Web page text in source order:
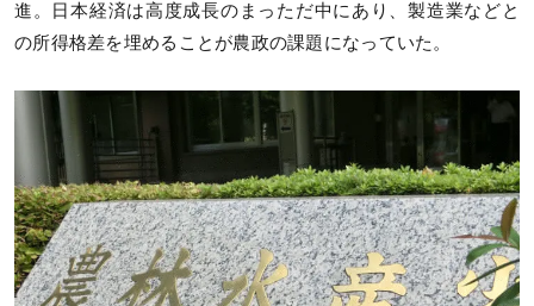
進。日本経済は高度成長のまっただ中にあり、製造業などと
の所得格差を埋めることが農政の課題になっていた。